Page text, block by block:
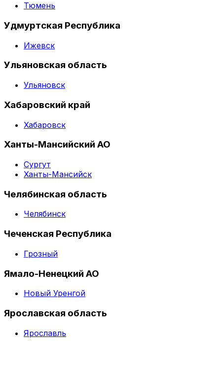
Тюмень
Удмуртская Республика
Ижевск
Ульяновская область
Ульяновск
Хабаровский край
Хабаровск
Ханты-Мансийский АО
Сургут
Ханты-Мансийск
Челябинская область
Челябинск
Чеченская Республика
Грозный
Ямало-Ненецкий АО
Новый Уренгой
Ярославская область
Ярославль